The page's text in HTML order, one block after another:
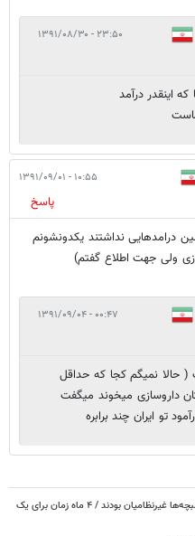
۲۳:۵۰ - ۱۳۹۱/۰۸/۳۰
اینقدر درآمد
۱۰:۵۵ - ۱۳۹۱/۰۹/۰۱
پاسخ
درامدهایی نداشتند یکدونشونم
ولی جهت اطلاع گفتم)
۰۰:۴۷ - ۱۳۹۱/۰۹/۰۴
حالا نمیگم کجا که حداقل
داروسازی میخوند میگفت
تو ایران چند برابره
وجود فسفر در بمباران لامرد تأیید شد / هدف بمبچه‌ها غیرنظامیان بودند / ۴ ماه زمان برای یک